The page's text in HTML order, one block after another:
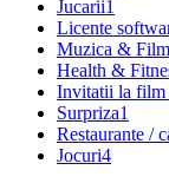
Jucarii1
Licente
Muzica &
Health &
Invitatii la film
Surpriza1
Restaurante /
Jocuri4